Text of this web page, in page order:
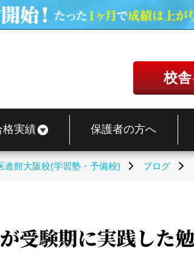
校
格実績 保護者の方へ
進館大阪校(学習塾・予備校) ブログ
受験期に実践した